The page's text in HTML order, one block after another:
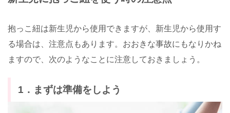
抱っこ紐は新生児から使用できますが、新生児から使用す
る場合は、注意点もあります。おおきな事故にもなりかね
ますので、次のようなことに注意しておきましょう。
1．まずは準備をしよう